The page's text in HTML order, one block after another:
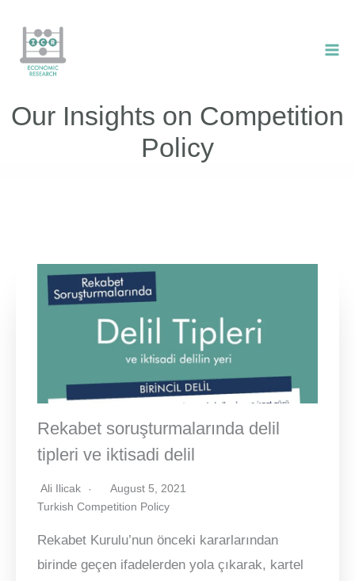
content
Our Insights on Competition
Policy
Rekabet soruşturmalarında delil
tipleri ve iktisadi delil
Ali Ilicak
August 5, 2021
Turkish Competition Policy
Rekabet Kurulu’nun önceki kararlarından
birinde geçen ifadelerden yola çıkarak, kartel